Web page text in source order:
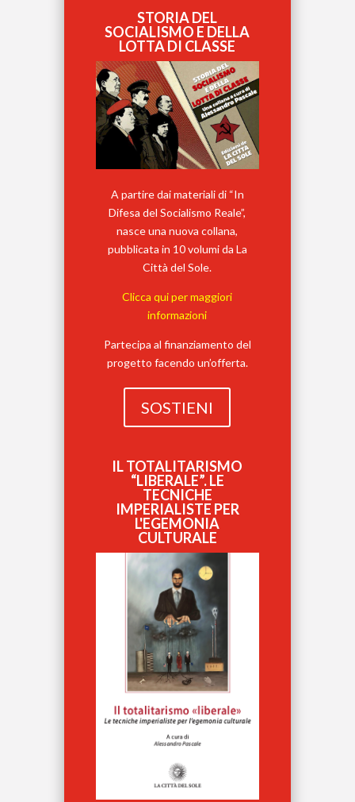
STORIA DEL
SOCIALISMO E DELLA
LOTTA DI CLASSE
A partire dai materiali di “In
Difesa del Socialismo Reale”,
nasce una nuova collana,
pubblicata in 10 volumi da La
Città del Sole.
Clicca qui per maggiori
informazioni
Partecipa al finanziamento del
progetto facendo un’offerta.
SOSTIENI
IL TOTALITARISMO
“LIBERALE”. LE
TECNICHE
IMPERIALISTE PER
L'EGEMONIA
CULTURALE